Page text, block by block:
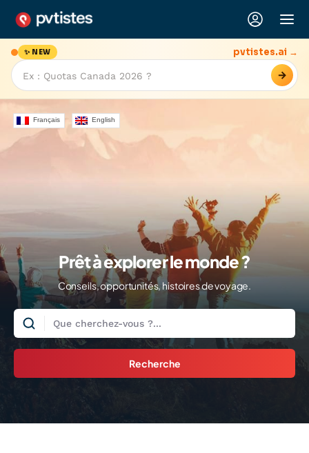
✨ NEW
→
pvtistes.ai →
Français English
Prêt à explorer le monde ?
Conseils, opportunités, histoires de voyage.
Recherche